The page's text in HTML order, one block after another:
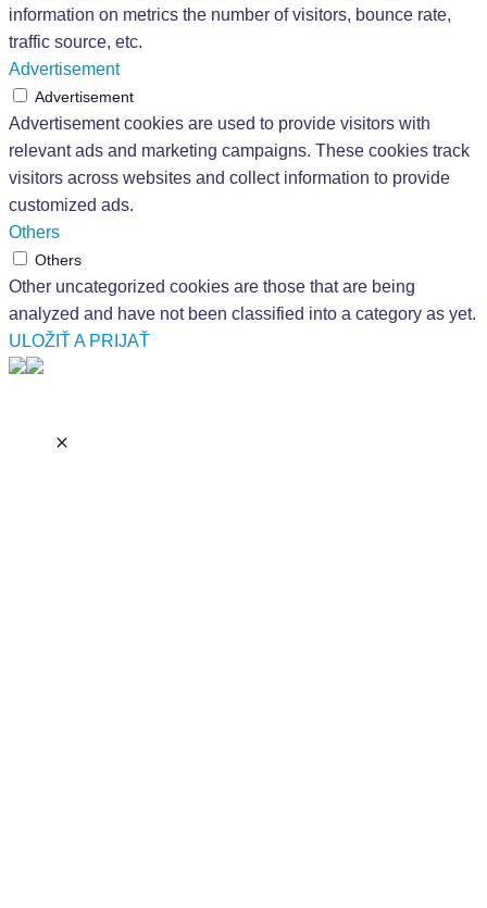
information on metrics the number of visitors, bounce rate,
traffic source, etc.
Advertisement
Advertisement
Advertisement cookies are used to provide visitors with
relevant ads and marketing campaigns. These cookies track
visitors across websites and collect information to provide
customized ads.
Others
Others
Other uncategorized cookies are those that are being
analyzed and have not been classified into a category as yet.
ULOŽIŤ A PRIJAŤ